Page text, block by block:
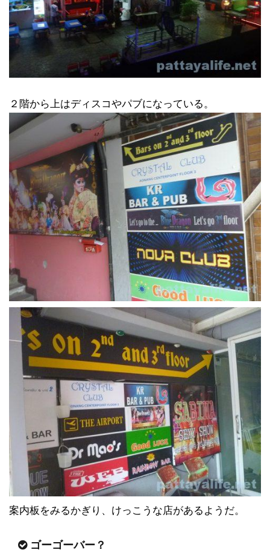
２階から上はディスコやパブになっている。
案内板をみるかぎり、けっこうな店があるようだ。
ゴーゴーバー？